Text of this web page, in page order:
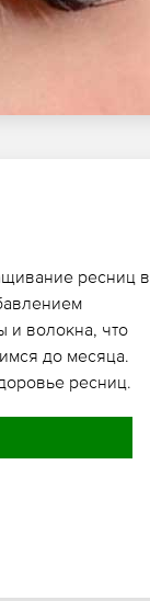
ресниц в
и волокна, что
до месяца.
ресниц.